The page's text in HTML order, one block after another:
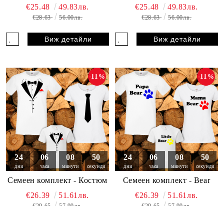
€25.48 49.83лв.
€28.63 56.00лв.
Виж детайли
€25.48 49.83лв.
€28.63 56.00лв.
Виж детайли
24
дни
06
часа
08
минути
49
секунди
Семеен комплект - Костюм
-11%
€26.39 51.61лв.
24
дни
06
часа
08
минути
49
секунди
Семеен комплект - Bear
-11%
€26.39 51.61лв.